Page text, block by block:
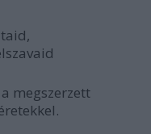
megszerzett